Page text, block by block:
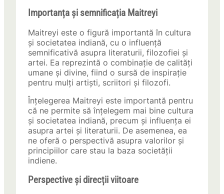
Importanța și semnificația Maitreyi
Maitreyi este o figură importantă în cultura
și societatea indiană, cu o influență
semnificativă asupra literaturii, filozofiei și
artei. Ea reprezintă o combinație de calități
umane și divine, fiind o sursă de inspirație
pentru mulți artiști, scriitori și filozofi.
Înțelegerea Maitreyi este importantă pentru
că ne permite să înțelegem mai bine cultura
și societatea indiană, precum și influența ei
asupra artei și literaturii. De asemenea, ea
ne oferă o perspectivă asupra valorilor și
principiilor care stau la baza societății
indiene.
Perspective și direcții viitoare